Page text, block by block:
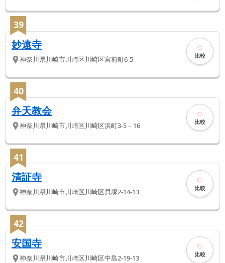
39
妙遠寺
神奈川県川崎市川崎区川崎区宮前町6-5 比較
40
弁天教会
神奈川県川崎市川崎区川崎区浜町3-5－16 比較
41
清証寺
神奈川県川崎市川崎区川崎区貝塚2-14-13 比較
42
安国寺
神奈川県川崎市川崎区川崎区中島2-19-13 比較